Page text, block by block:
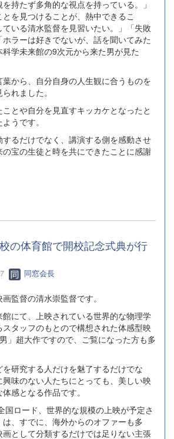
持たず多角的な視点を持っている。」
とを見つけることが、熱中できるこ
いる清水監督を見習いたい。」「失敗
ラーは好きでないが、話を聞いてみた
科学未来館の9次元から来た男が見た
から、自分自身の人生観に合うものを
れました。
とや自分を見直すキッカケとなったと
うです。
るだけでなく、講演する側を感動させ
の宝の生徒と時を共にできたことに感謝
の体育館で開校記念式典が行
同窓会長
監督の清水崇監督です。
にて、上映されている世界的な物理学
タッフのもとので構想された体感型映
」超大作ですので、ご覧になった方も多
研究する人だけを魅了するだけでな
興味のない人たちにとっても、美しい映
感となる作品です。
国ロード、世界的な規模の上映が予定さ
、すでに、海外からのオファーも多
画として分類するだけでは足りない主張